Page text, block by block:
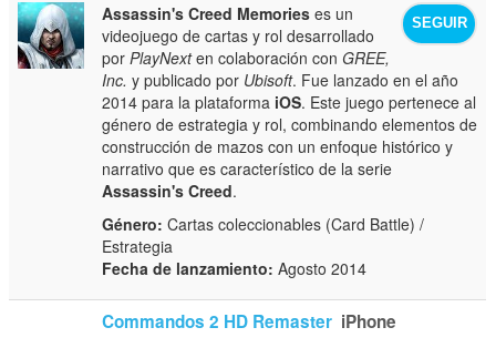
SEGUIR
Assassin's Creed Memories es un
videojuego de cartas y rol desarrollado
porPlayNexten colaboración conGREE,
Inc. y publicado por Ubisoft. Fue lanzado en el año
2014 para la plataforma iOS. Este juego pertenece al
género de estrategia y rol, combinando elementos de
construcción de mazos con un enfoque histórico y
narrativo que es característico de la serie
Assassin's Creed.
Género: Cartas coleccionables (Card Battle) /
Estrategia
Fecha de lanzamiento: Agosto 2014
Commandos 2 HD Remaster iPhone